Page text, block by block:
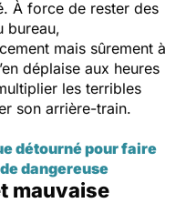
À force de rester des
bureau,
mais sûrement à
déplaise aux heures
les terribles
son arrière-train.
détourné pour faire
dangereuse
mauvaise